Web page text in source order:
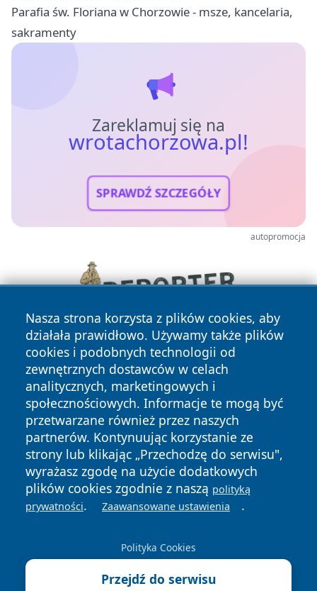
Parafia św. Floriana w Chorzowie - msze, kancelaria,
sakramenty
Zareklamuj się na
wrotachorzowa.pl!
SPRAWDŹ SZCZEGÓŁY
autopromocja
Nasza strona korzysta z plików cookies, aby
działała prawidłowo. Używamy także plików
cookies i podobnych technologii od
zewnętrznych dostawców w celach
analitycznych, marketingowych i
społecznościowych. Informacje te mogą być
przetwarzane również przez naszych
partnerów. Kontynuując korzystanie ze
strony lub klikając „Przechodzę do serwisu",
wyrażasz zgodę na użycie dodatkowych
plików cookies zgodnie z naszą polityką
prywatności. Zaawansowane ustawienia .
Polityka Cookies
Przejdź do serwisu
Copyright © 2026 wrotachorzowa.pl Wszystkie prawa
zastrzeżone.
News Autorzy
Polityka
Polityka